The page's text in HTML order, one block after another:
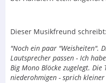
Dieser Musikfreund schreibt:
"Noch ein paar "Weisheiten".
Lautsprecher passen - Ich
Big Mono Blöcke zugelegt.
niederohmigen - sprich